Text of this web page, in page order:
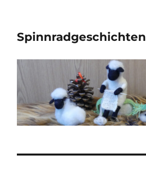
Spinnradgeschichten